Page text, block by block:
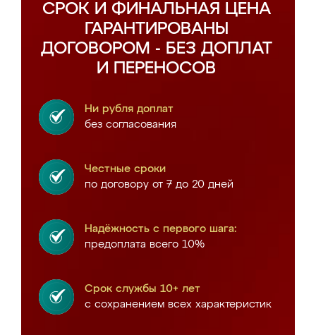
СРОК И ФИНАЛЬНАЯ ЦЕНА
ГАРАНТИРОВАНЫ
ДОГОВОРОМ - БЕЗ ДОПЛАТ
И ПЕРЕНОСОВ
Ни рубля доплат
без согласования
Честные сроки
по договору от 7 до 20 дней
Надёжность с первого шага:
предоплата всего 10%
Срок службы 10+ лет
с сохранением всех характеристик